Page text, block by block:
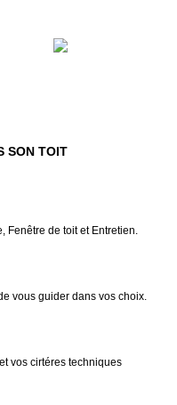
SON TOIT
Fenêtre de toit et Entretien.
vous guider dans vos choix.
vos cirtéres techniques